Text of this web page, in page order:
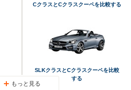
CクラスとCクラスクーペを比較する
SLKクラスとCクラスクーペを比較
する
もっと見る